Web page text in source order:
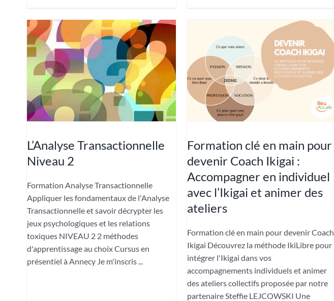
L’Analyse Transactionnelle
Niveau 2
Formation Analyse Transactionnelle
Appliquer les fondamentaux de l'Analyse
Transactionnelle et savoir décrypter les
jeux psychologiques et les relations
toxiques NIVEAU 2 2 méthodes
d'apprentissage au choix Cursus en
présentiel à Annecy Je m'inscris ...
Formation clé en main pour
devenir Coach Ikigai :
Accompagner en individuel
avec l’Ikigai et animer des
ateliers
Formation clé en main pour devenir Coach
Ikigai Découvrez la méthode IkiLibre pour
intégrer l'Ikigai dans vos
accompagnements individuels et animer
des ateliers collectifs proposée par notre
partenaire Steffie LEJCOWSKI Une